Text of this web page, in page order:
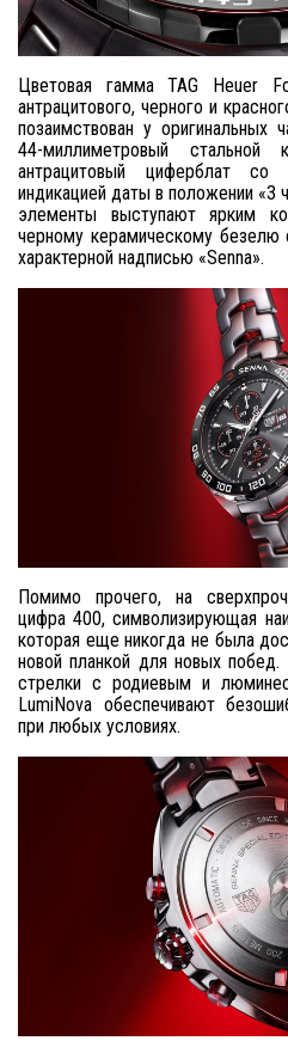
Цветовая гамма TAG Heuer
антрацитового, черного и
позаимствован у оригинальных
44-миллиметровый стальной
антрацитовый циферблат со
индикацией даты в положении «3
элементы выступают ярким
черному керамическому безелю
характерной надписью «Senna».
Помимо прочего, на
цифра 400, символизирующая
которая еще никогда не была
новой планкой для новых
стрелки с родиевым и
LumiNova обеспечивают
при любых условиях.